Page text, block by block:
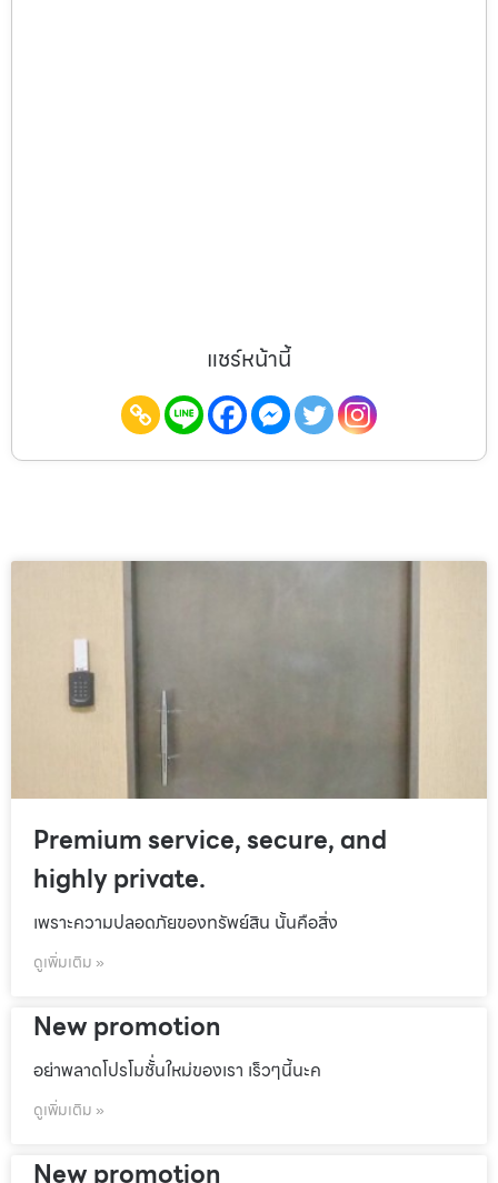
แชร์หน้านี้
Premium service, secure, and
highly private.
เพราะความปลอดภัยของทรัพย์สิน นั้นคือสิ่ง
ดูเพิ่มเติม »
New promotion
อย่าพลาดโปรโมชั้่นใหม่ของเรา เร็วๆนี้นะค
ดูเพิ่มเติม »
New promotion